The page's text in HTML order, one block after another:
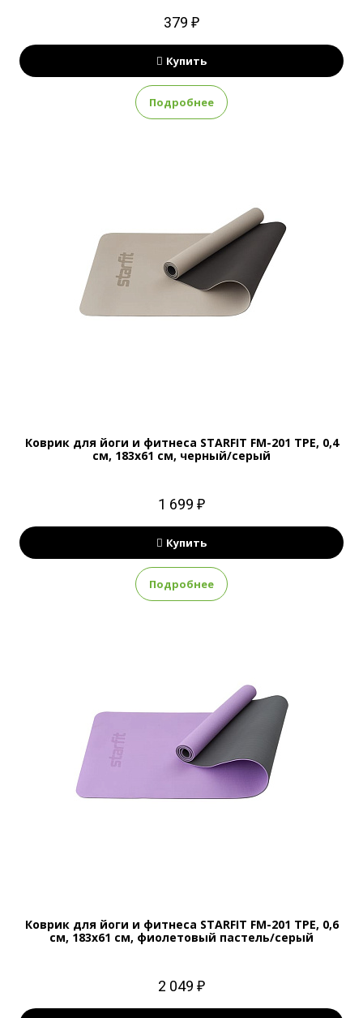
379 ₽
Купить
Подробнее
Коврик для йоги и фитнеса STARFIT FM-201 TPE, 0,4
см, 183x61 см, черный/серый
1 699 ₽
Купить
Подробнее
Коврик для йоги и фитнеса STARFIT FM-201 TPE, 0,6
см, 183x61 см, фиолетовый пастель/серый
2 049 ₽